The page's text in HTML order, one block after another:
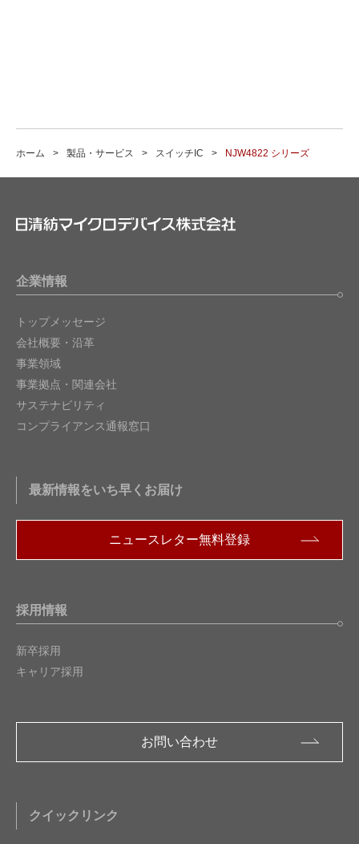
ホーム 製品・サービス スイッチIC NJW4822 シリーズ
企業情報
トップメッセージ
会社概要・沿革
事業領域
事業拠点・関連会社
サステナビリティ
コンプライアンス通報窓口
最新情報をいち早くお届け
ニュースレター無料登録
採用情報
新卒採用
キャリア採用
お問い合わせ
クイックリンク